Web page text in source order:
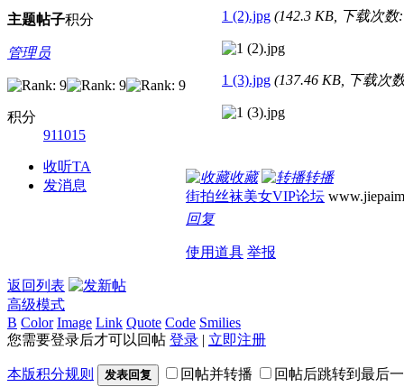
主题帖子积分
管理员
积分
911015
收听TA
发消息
1 (2).jpg (142.3 KB, 下载次数
1 (3).jpg (137.46 KB, 下载次
收藏
转播
街拍丝袜美女VIP论坛
回复
使用道具 举报
返回列表
高级模式
B Color Image Link Quote Code Smilies
您需要登录后才可以回帖 登录 | 立即注册
本版积分规则 发表回复 回帖并转播 回帖后跳转到最后